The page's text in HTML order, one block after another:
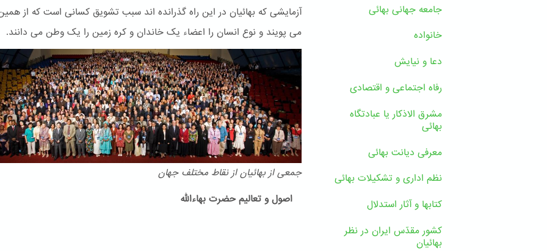
آزمایشی که بهائیان در این راه گذرانده اند سبب تشویق کسانی است که از
می پویند و نوع انسان را اعضاء یک خاندان و کره زمین را یک وطن می دانند.
جمعی از بهائیان از نقاط مختلف جهان
اصول و تعالیم حضرت بهاءالله
جامعه جهانی بهائی
خانواده
دعا و نیایش
رفاه اجتماعی و اقتصادی
مشرق الاذکار یا عبادتگاه
بهائی
معرفی دیانت بهائی
نظم اداری و تشکیلات بهائی
کتابها و آثار استدلال
کشور مقدّس ایران در نظر
بهائیان